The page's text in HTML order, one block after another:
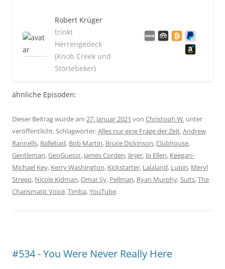
Robert Krüger
trinkt
Herrengedeck
(Knob Creek und
Störtebeker)
ähnliche Episoden:
Dieser Beitrag wurde am 27. Januar 2021 von Christoph W. unter
veröffentlicht. Schlagwörter:Alles nur eine Frage der Zeit,Andrew
Rannells, Bällebad, Bob Martin, Bruce Dickinson,Clubhouse,
Gentleman,GeoGuessr, James Corden, Jinjer, Jo Ellen, Keegan-
Michael Key, Kerry Washington, Kickstarter, Lalaland, Lupin, Meryl
Streep, Nicole Kidman,Omar Sy, Pellman, Ryan Murphy,Suits,The
Charismatic Voice,Timba,YouTube.
#534 - You Were Never Really Here